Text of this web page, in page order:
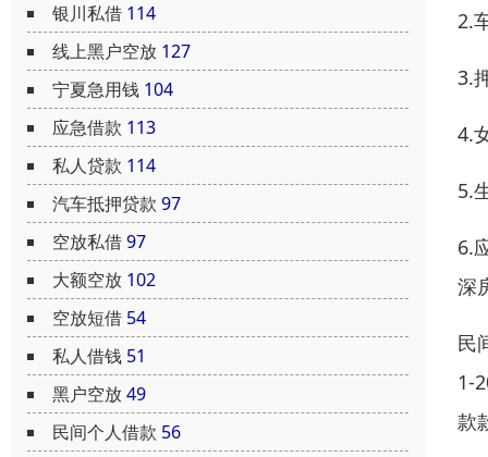
银川私借 114
线上黑户空放 127
宁夏急用钱 104
应急借款 113
私人贷款 114
汽车抵押贷款 97
空放私借97
大额空放 102
空放短借 54
私人借钱 51
黑户空放49
民间个人借款 56
2.
3.
4.
5.
6.
深
民
1-
款